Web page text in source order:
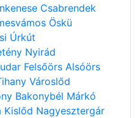
Csabrendek
Öskü
Úrkút
Nyirád
Felsőörs Alsóörs
Városlőd
Bakonybél Márkó
Kislőd Nagyesztergár